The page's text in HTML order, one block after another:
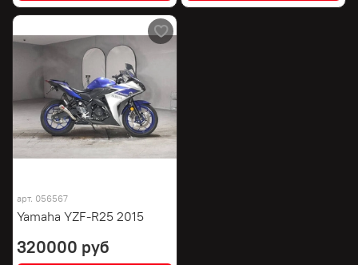
арт. 056567
Yamaha YZF-R25 2015
320000 руб